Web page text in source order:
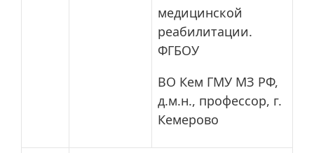
медицинской
реабилитации.
ФГБОУ
ВО Кем ГМУ МЗ РФ,
д.м.н., профессор, г.
Кемерово